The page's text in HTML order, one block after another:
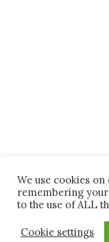
We use cookies
remembering your
to the use of ALL
Cookie settings